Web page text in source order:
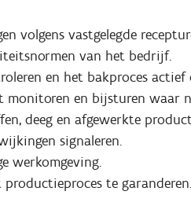
volgens vastgelegde
van het bedrijf.
en het bakproces actief
en bijsturen waar
deeg en afgewerkte
signaleren.
werkomgeving.
productieproces te garanderen.